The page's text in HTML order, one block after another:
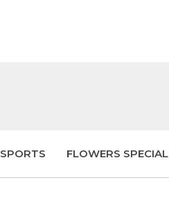
SPORTS FLOWERS SPECIAL